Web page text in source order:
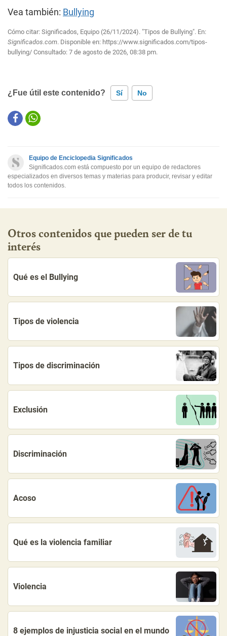
Vea también: Bullying
Cómo citar: Significados, Equipo (26/11/2024). "Tipos de Bullying". En:
Significados.com. Disponible en: https://www.significados.com/tipos-
bullying/ Consultado: 7 de agosto de 2026, 08:38 pm.
¿Fue útil este contenido? Sí No
Este contenido contiene información incorrecta
Otro
Equipo de Enciclopedia Significados
Significados.com está compuesto por un equipo de redactores
especializados en diversos temas y materias para producir, revisar y editar
todos los contenidos.
Otros contenidos que pueden ser de tu
interés
Qué es el Bullying
Tipos de violencia
Tipos de discriminación
Exclusión
Discriminación
Acoso
Qué es la violencia familiar
Violencia
8 ejemplos de injusticia social en el mundo